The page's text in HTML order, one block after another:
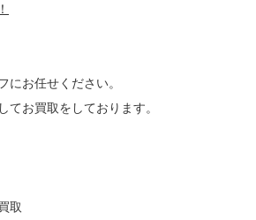
にお任せください。
てお買取をしております。
取